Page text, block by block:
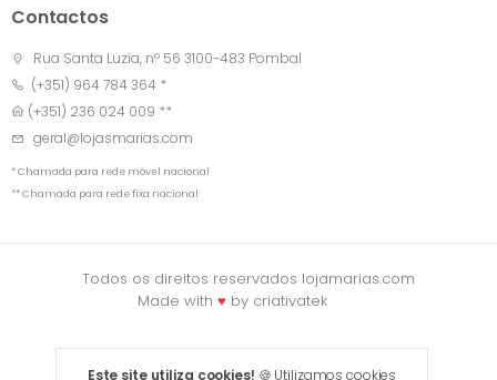
Contactos
Rua Santa Luzia, nº 56 3100-483 Pombal
(+351) 964 784 364 *
(+351) 236 024 009 **
geral@lojasmarias.com
* Chamada para rede móvel nacional
** Chamada para rede fixa nacional
Todos os direitos reservados lojamarias.com
Made with ♥ by criativatek
Este site utiliza cookies! 🍪 Utilizamos cookies